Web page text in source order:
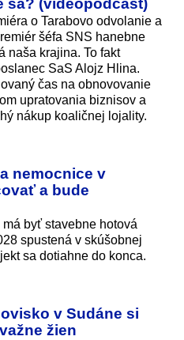
sa? (videopodcast)
o Tarabovo odvolanie a
šéfa SNS hanebne
naša krajina. To fakt
SaS Alojz Hlina.
čas na obnovovanie
upratovania biznisov a
nákup koaličnej lojality.
nemocnice v
a bude
byť stavebne hotová
spustená v skúšobnej
sa dotiahne do konca.
v Sudáne si
žien